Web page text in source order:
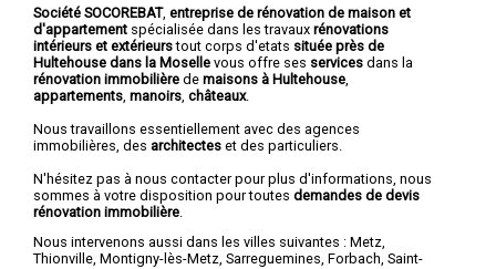
Société SOCOREBAT, entreprise de rénovation de maison et
d'appartement spécialisée dans les travaux rénovations
intérieurs et extérieurstout corps d'etats située près de
Hultehouse dans la Moselle vous offre ses services dans la
rénovation immobilière de maisons à Hultehouse
appartements manoirs châteaux.
Nous travaillons essentiellement avec des agences
immobilières, des architectes et des particuliers.
N'hésitez pas à nous contacter pour plus d'informations, nous
sommes à votre disposition pour toutes demandes de devis
rénovation immobilière
Nous intervenons aussi dans les villes suivantes : Metz,
Thionville, Montigny-lès-Metz, Sarreguemines, Forbach, Saint-